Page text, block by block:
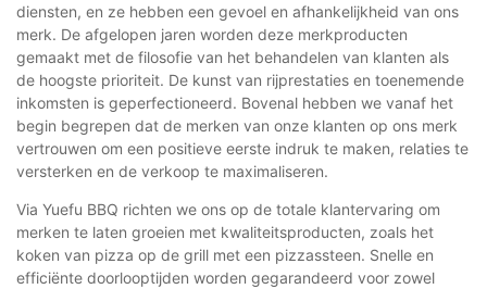
diensten, en ze hebben een gevoel en afhankelijkheid van ons
merk. De afgelopen jaren worden deze merkproducten
gemaakt met de filosofie van het behandelen van klanten als
de hoogste prioriteit. De kunst van rijprestaties en toenemende
inkomsten is geperfectioneerd. Bovenal hebben we vanaf het
begin begrepen dat de merken van onze klanten op ons merk
vertrouwen om een ​​positieve eerste indruk te maken, relaties te
versterken en de verkoop te maximaliseren.
Via Yuefu BBQ richten we ons op de totale klantervaring om
merken te laten groeien met kwaliteitsproducten, zoals het
koken van pizza op de grill met een pizzassteen. Snelle en
efficiënte doorlooptijden worden gegarandeerd voor zowel